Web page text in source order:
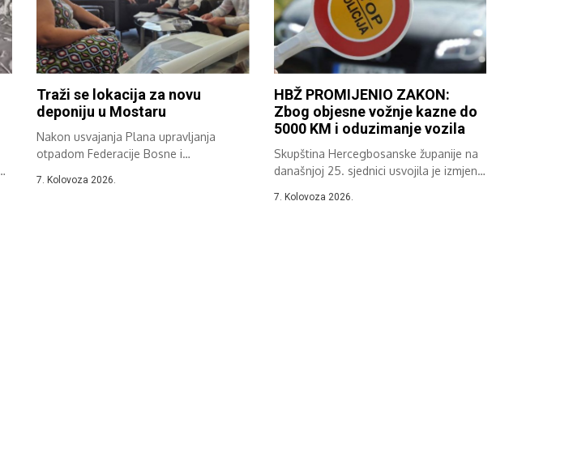
Traži se lokacija za novu
deponiju u Mostaru
Nakon usvajanja Plana upravljanja
otpadom Federacije Bosne i
7. Kolovoza 2026.
HBŽ PROMIJENIO ZAKON:
Zbog objesne vožnje kazne do
5000 KM i oduzimanje vozila
Skupština Hercegbosanske županije na
današnjoj 25. sjednici usvojila je izmjene
7. Kolovoza 2026.